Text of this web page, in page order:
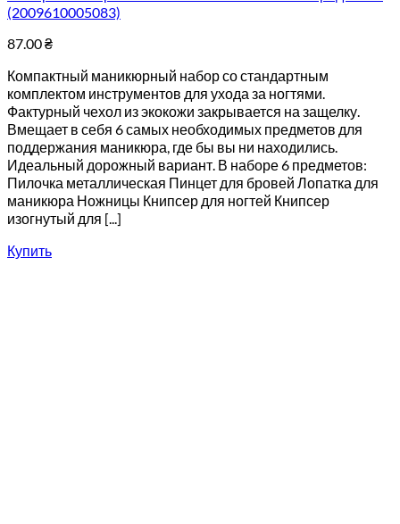
(2009610005083)
87.00₴
Компактный маникюрный набор со стандартным
комплектом инструментов для ухода за ногтями.
Фактурный чехол из экокожи закрывается на защелку.
Вмещает в себя 6 самых необходимых предметов для
поддержания маникюра, где бы вы ни находились.
Идеальный дорожный вариант. В наборе 6 предметов:
Пилочка металлическая Пинцет для бровей Лопатка для
маникюра Ножницы Книпсер для ногтей Книпсер
изогнутый для [...]
Купить